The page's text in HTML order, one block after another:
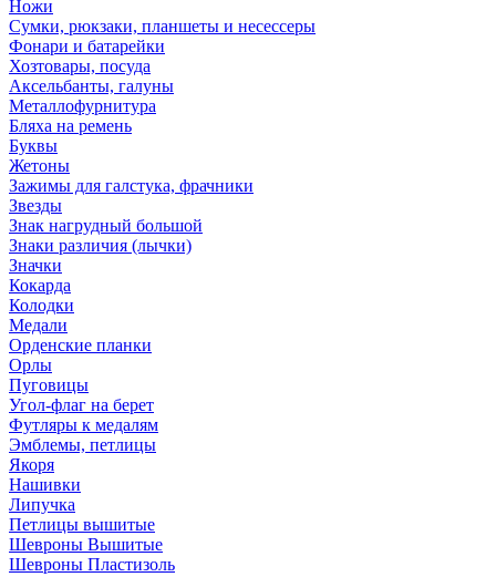
Ножи
Сумки, рюкзаки, планшеты и несессеры
Фонари и батарейки
Хозтовары, посуда
Аксельбанты, галуны
Металлофурнитура
Бляха на ремень
Буквы
Жетоны
Зажимы для галстука, фрачники
Звезды
Знак нагрудный большой
Знаки различия (лычки)
Значки
Кокарда
Колодки
Медали
Орденские планки
Орлы
Пуговицы
Угол-флаг на берет
Футляры к медалям
Эмблемы, петлицы
Якоря
Нашивки
Липучка
Петлицы вышитые
Шевроны Вышитые
Шевроны Пластизоль